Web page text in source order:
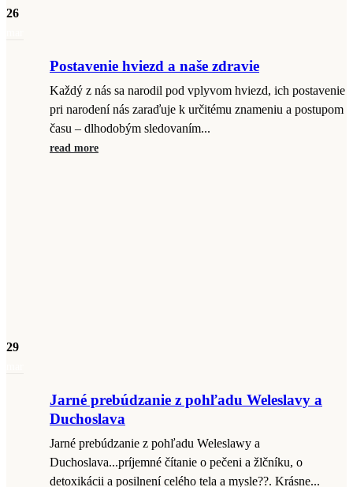
26
Postavenie hviezd a naše zdravie
Každý z nás sa narodil pod vplyvom hviezd, ich postavenie
pri narodení nás zaraďuje k určitému znameniu a postupom
času – dlhodobým sledovaním...
read more
29
Jarné prebúdzanie z pohľadu Weleslavy a
Duchoslava
Jarné prebúdzanie z pohľadu Weleslawy a
Duchoslava...príjemné čítanie o pečeni a žlčníku, o
detoxikácii a posilnení celého tela a mysle??. Krásne...